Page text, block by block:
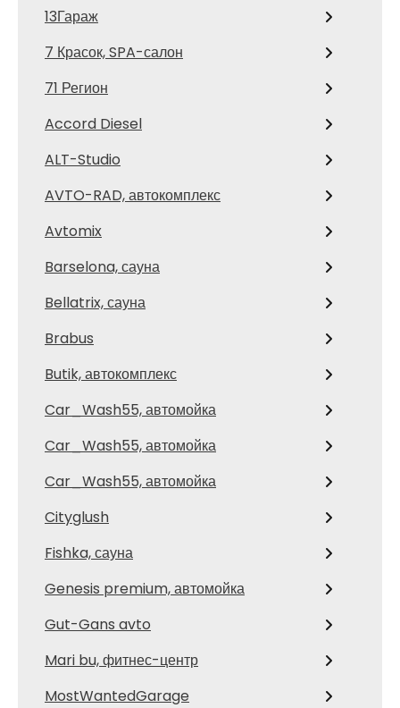
13Гараж
7 Красок, SPA-салон
71 Регион
Accord Diesel
ALT-Studio
AVTO-RAD, автокомплекс
Avtomix
Barselona, сауна
Bellatrix, сауна
Brabus
Butik, автокомплекс
Car_Wash55, автомойка
Car_Wash55, автомойка
Car_Wash55, автомойка
Cityglush
Fishka, сауна
Genesis premium, автомойка
Gut-Gans avto
Mari bu, фитнес-центр
MostWantedGarage